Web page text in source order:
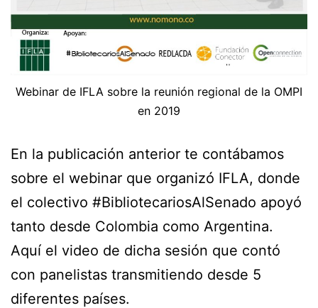
Webinar de IFLA sobre la reunión regional de la OMPI
en 2019
En la publicación anterior te contábamos
sobre el webinar que organizó IFLA, donde
el colectivo #BibliotecariosAlSenado apoyó
tanto desde Colombia como Argentina.
Aquí el video de dicha sesión que contó
con panelistas transmitiendo desde 5
diferentes países.